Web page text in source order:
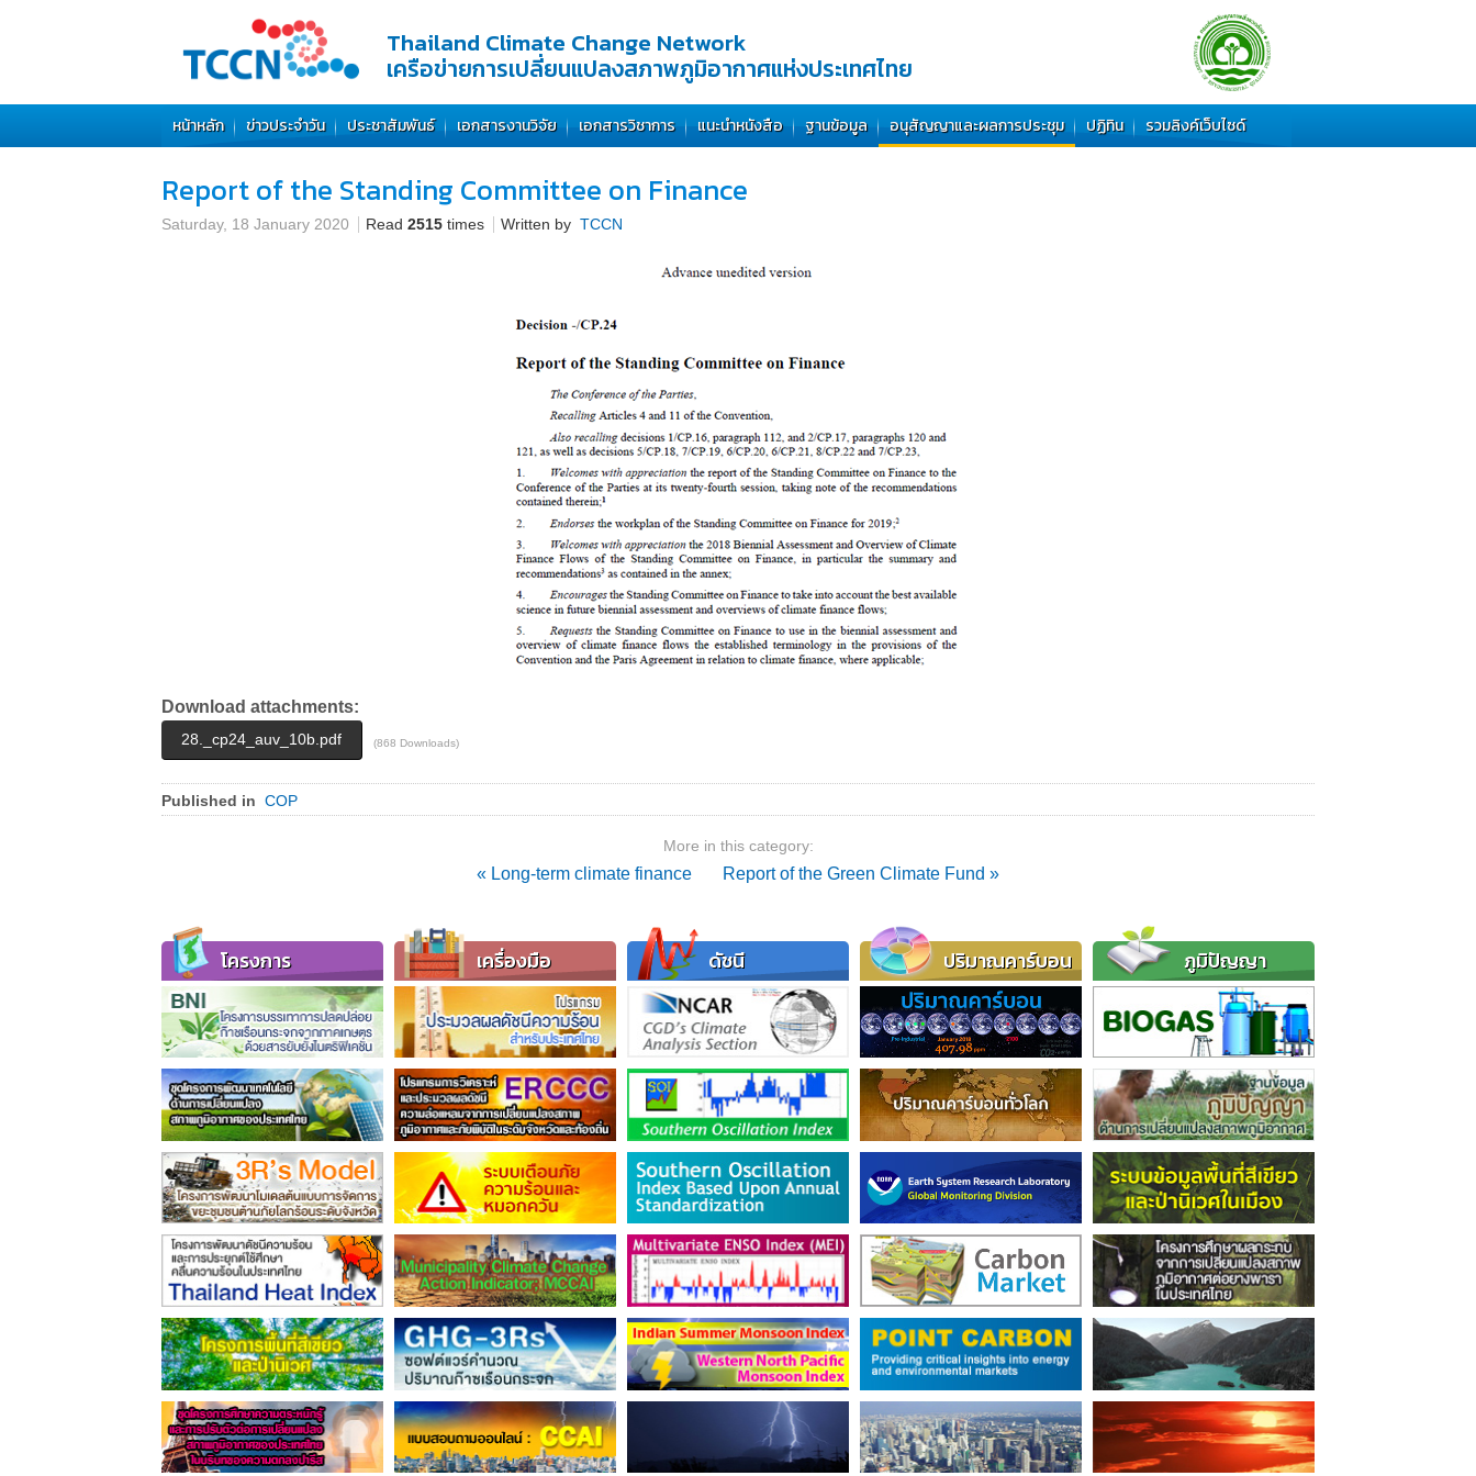
Thailand Climate Change Network
เครือข่ายการเปลี่ยนแปลงสภาพภูมิอากาศแห่งประเทศไทย
หน้าหลัก ข่าวประจำวัน ประชาสัมพันธ์ เอกสารงานวิจัย เอกสารวิชาการ แนะนำหนังสือ ฐานข้อมูล อนุสัญญาและผลการประชุม ปฏิทิน รวมลิงค์เว็บไซด์
Report of the Standing Committee on Finance
Saturday, 18 January 2020 Read 2515 times Written by TCCN
Download attachments:
28._cp24_auv_10b.pdf (868 Downloads)
Published in COP
More in this category:
« Long-term climate finance Report of the Green Climate Fund »
โครงการ เครื่องมือ ดัชนี ปริมาณคาร์บอน ภูมิปัญญา